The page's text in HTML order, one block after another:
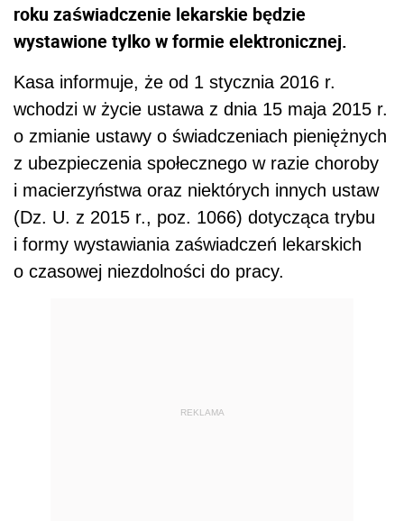
roku zaświadczenie lekarskie będzie
wystawione tylko w formie elektronicznej.
Kasa informuje, że od 1 stycznia 2016 r.
wchodzi w życie ustawa z dnia 15 maja 2015 r.
o zmianie ustawy o świadczeniach pieniężnych
z ubezpieczenia społecznego w razie choroby
i macierzyństwa oraz niektórych innych ustaw
(Dz. U. z 2015 r., poz. 1066) dotycząca trybu
i formy wystawiania zaświadczeń lekarskich
o czasowej niezdolności do pracy.
REKLAMA